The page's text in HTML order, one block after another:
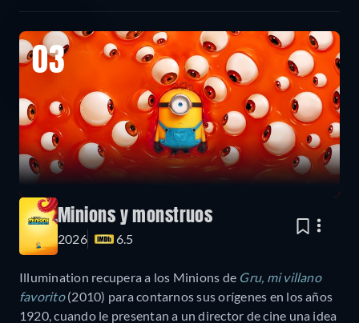
03
Minions y monstruos
2026 6.5
Illumination recupera a los Minions de Gru, mi villano
favorito(2010) para contarnos sus orígenes en los años
1920, cuando le presentan a un director de cine una idea